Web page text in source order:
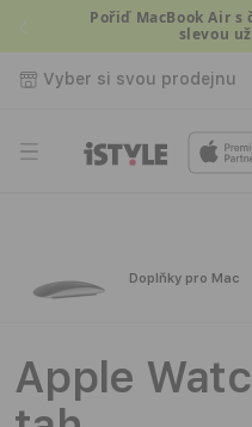
Přejít kPořiď MacBook Air s
slevou
Vyber si svou prodejnu
Doplňky pro Mac
Apple